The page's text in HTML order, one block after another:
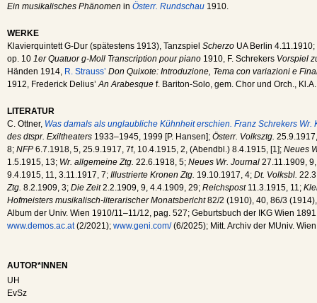
Ein musikalisches Phänomen in Österr. Rundschau 1910.
WERKE
Klavierquintett G-Dur (spätestens 1913), Tanzspiel Scherzo UA Berlin
op. 10 1er Quatuor g-Moll Transcription pour piano 1910, F. Schrekers Vorspiel
Händen 1914, R. Strauss’ Don Quixote: Introduzione, Tema con variazioni e
1912, Frederick Delius’An Arabesque f. Bariton-Solo, gem. Chor und Orch.,
LITERATUR
C. Ottner, Was damals als unglaubliche Kühnheit erschien. Franz Schrekers Wr.
des dtspr. Exiltheaters 1933–1945, 1999 [P. Hansen]; Österr. Volksztg.
8; NFP 6.7.1918, 5, 25.9.1917, 7f, 10.4.1915, 2, (Abendbl.) 8.4.1915, [1]; Neues
1.5.1915, 13; Wr. allgemeine Ztg. 22.6.1918, 5; Neues Wr. Journal 27.11.1909,
9.4.1915, 11, 3.11.1917, 7; Illustrierte Kronen Ztg. 19.10.1917, 4; Dt. Volksbl.
Ztg. 8.2.1909, 3; Die Zeit2.2.1909, 9, 4.4.1909, 29; Reichspost11.3.1915, 11;
Hofmeisters musikalisch-literarischer Monatsbericht82/2 (1910), 40, 86/3
Album der Univ. Wien 1910/11–11/12, pag. 527; Geburtsbuch der IKG Wien
www.demos.ac.at(2/2021); www.geni.com/(6/2025); Mitt. Archiv der MUniv.
AUTOR*INNEN
UH
EvSz